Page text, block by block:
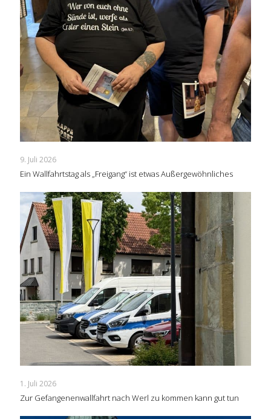
9. Juli 2026
Ein Wallfahrtstag als „Freigang“ ist etwas Außergewöhnliches
1. Juli 2026
Zur Gefangenenwallfahrt nach Werl zu kommen kann gut tun